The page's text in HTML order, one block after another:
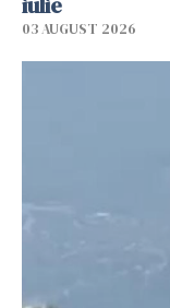
03 AUGUST 2026